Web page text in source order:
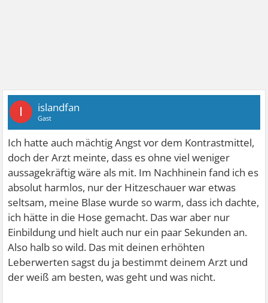
I islandfan
Gast
Ich hatte auch mächtig Angst vor dem Kontrastmittel,
doch der Arzt meinte, dass es ohne viel weniger
aussagekräftig wäre als mit. Im Nachhinein fand ich es
absolut harmlos, nur der Hitzeschauer war etwas
seltsam, meine Blase wurde so warm, dass ich dachte,
ich hätte in die Hose gemacht. Das war aber nur
Einbildung und hielt auch nur ein paar Sekunden an.
Also halb so wild. Das mit deinen erhöhten
Leberwerten sagst du ja bestimmt deinem Arzt und
der weiß am besten, was geht und was nicht.